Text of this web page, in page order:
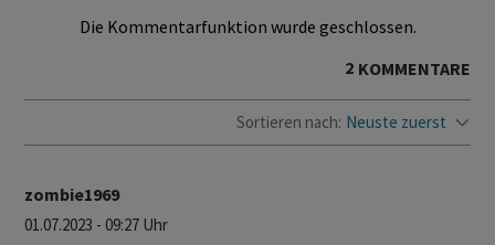
Die Kommentarfunktion wurde geschlossen.
2 KOMMENTARE
Sortieren nach: Neuste zuerst
zombie1969
01.07.2023 - 09:27 Uhr